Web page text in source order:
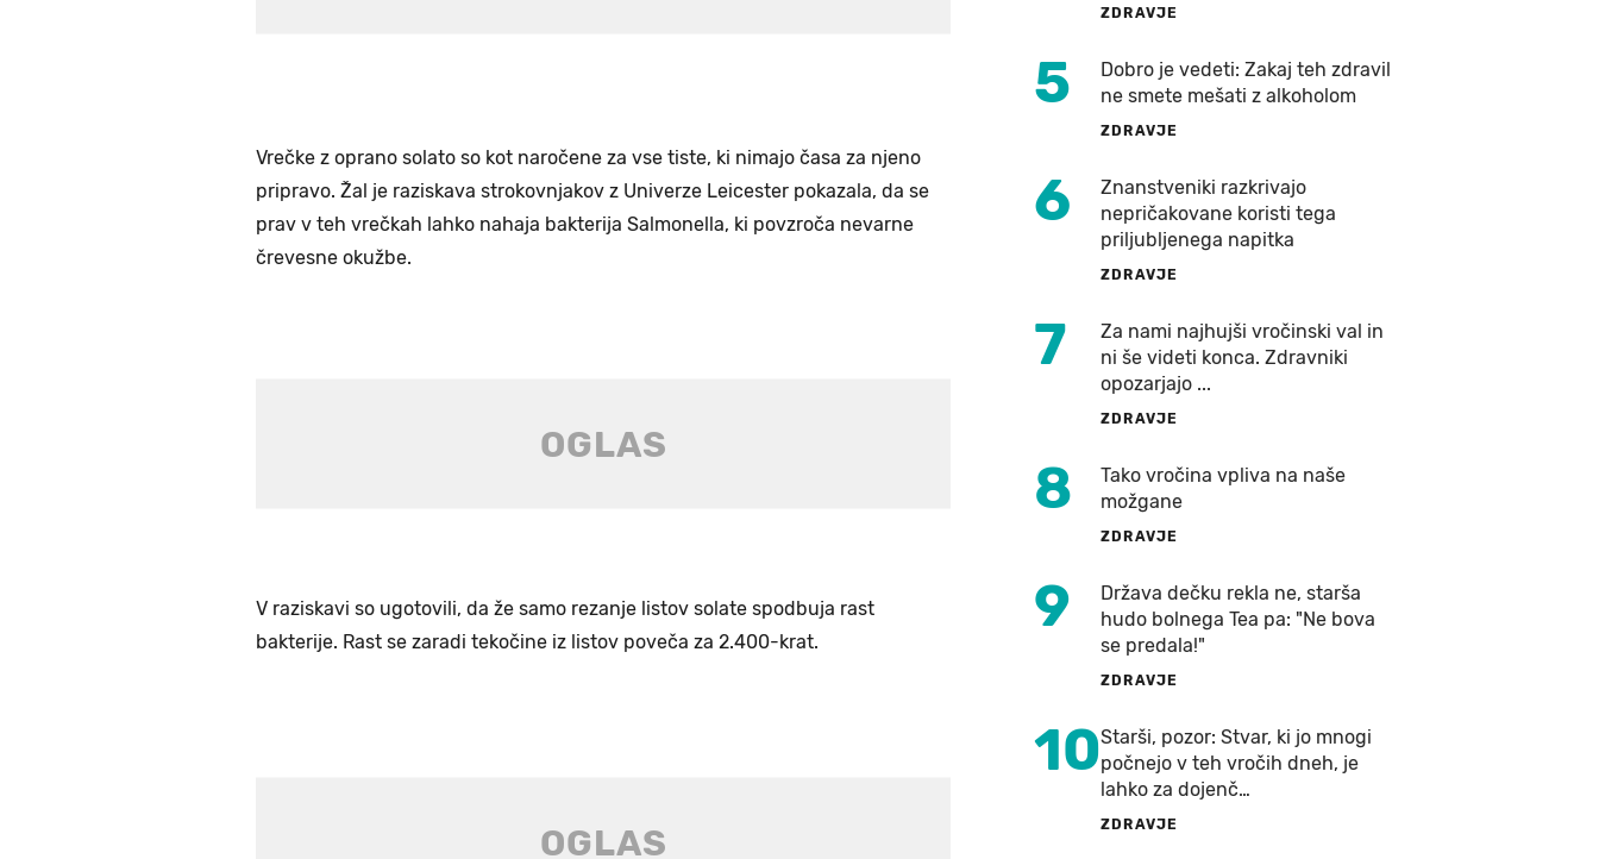
Vrečke z oprano solato so kot naročene za vse tiste, ki nimajo časa za njeno
pripravo. Žal je raziskava strokovnjakov z Univerze Leicester pokazala, da se
prav v teh vrečkah lahko nahaja bakterija Salmonella, ki povzroča nevarne
črevesne okužbe.
V raziskavi so ugotovili, da že samo rezanje listov solate spodbuja rast
bakterije. Rast se zaradi tekočine iz listov poveča za 2.400-krat.
ZDRAVJE
5
Dobro je vedeti: Zakaj teh zdravil
ne smete mešati z alkoholom
ZDRAVJE
6
Znanstveniki razkrivajo
nepričakovane koristi tega
priljubljenega napitka
ZDRAVJE
7
Za nami najhujši vročinski val in
ni še videti konca. Zdravniki
opozarjajo ...
ZDRAVJE
8
Tako vročina vpliva na naše
možgane
ZDRAVJE
9
Država dečku rekla ne, starša
hudo bolnega Tea pa: "Ne bova
se predala!"
ZDRAVJE
10Starši, pozor: Stvar, ki jo mnogi
počnejo v teh vročih dneh, je
lahko za dojenč…
ZDRAVJE